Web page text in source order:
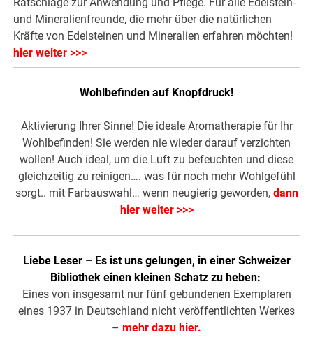
und Mineralienfreunde, die mehr über die natürlichen
Kräfte von Edelsteinen und Mineralien erfahren möchten!
hier weiter >>>
Wohlbefinden auf Knopfdruck!
Aktivierung Ihrer Sinne! Die ideale Aromatherapie für Ihr
Wohlbefinden! Sie werden nie wieder darauf verzichten
wollen! Auch ideal, um die Luft zu befeuchten und diese
gleichzeitig zu reinigen…. was für noch mehr Wohlgefühl
sorgt.. mit Farbauswahl… wenn neugierig geworden, dann
hier weiter >>>
Liebe Leser – Es ist uns gelungen, in einer Schweizer
Bibliothek einen kleinen Schatz zu heben:
Eines von insgesamt nur fünf gebundenen Exemplaren
eines 1937 in Deutschland nicht veröffentlichten Werkes
– mehr dazu hier.